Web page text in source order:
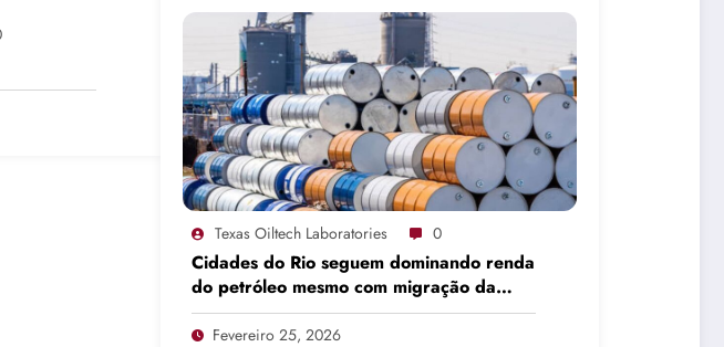
Texas Oiltech Laboratories 0
Cidades do Rio seguem dominando renda
do petróleo mesmo com migração da
produção
Fevereiro 25, 2026